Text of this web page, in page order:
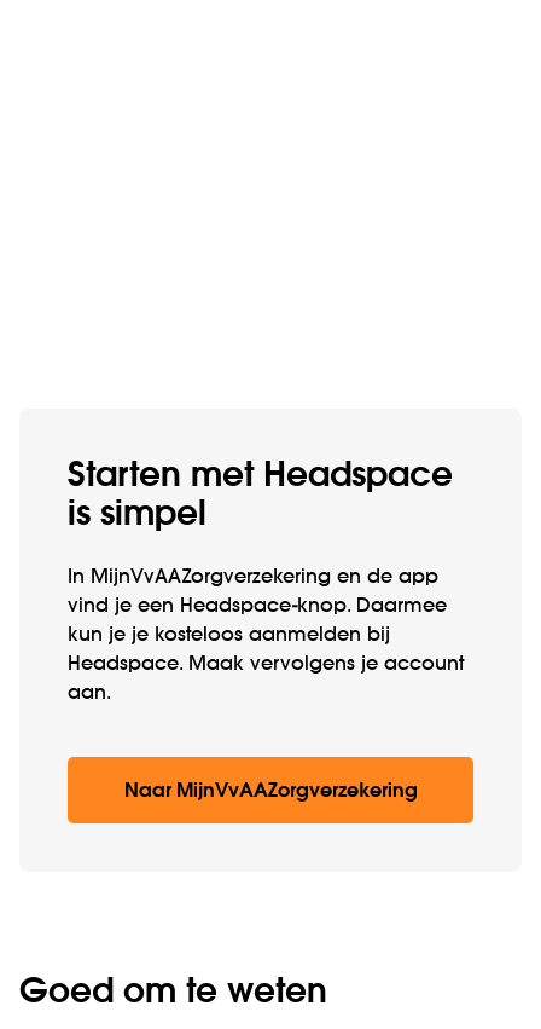
Starten met Head­space
is simpel
In MijnVvAAZorgverzekering en de app
vind je een Headspace-knop. Daarmee
kun je je kosteloos aanmelden bij
Headspace. Maak vervolgens je account
aan.
Naar MijnVvAAZorgverzekering
Goed om te weten